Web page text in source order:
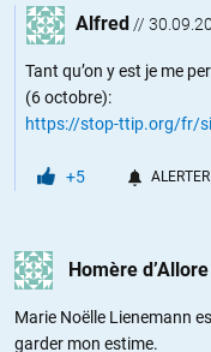
Alfred //
Tant qu’on y est je me
(6 octobre):
https://stop-ttip.org/fr/
+5 ALERTER
Homère d’Allore
Marie Noëlle Lienemann
garder mon estime.